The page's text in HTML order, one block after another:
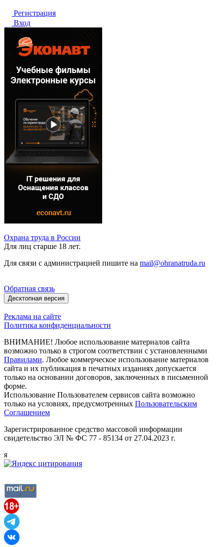
Регистрация
Вход
Охрана труда в России
Для лиц старше 18 лет.
Для связи с администрацией пишите на mail@ohranatruda.ru
Обратная связь
Десктопная версия
Реклама на сайте
Политика конфиденциальности
ВНИМАНИЕ! Любое использование материалов сайта
возможно только в строгом соответствии с установленными
Правилами. Любое коммерческое использование материалов
сайта и их публикация в печатных изданиях допускается
только на основании договоров, заключенных в письменной
форме.
Использование Пользователем сервисов сайта возможно
только на условиях, предусмотренных Пользовательским
Соглашением
Зарегистрированное средство массовой информации
свидетельство ЭЛ № ФС 77 - 85134 от 27.04.2023 г.
я